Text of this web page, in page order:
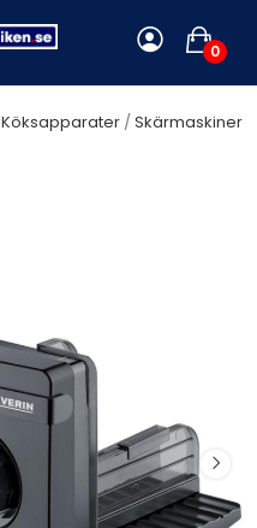
0
Köksapparater
Skärmaskiner